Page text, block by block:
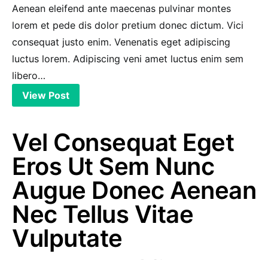
Aenean eleifend ante maecenas pulvinar montes
lorem et pede dis dolor pretium donec dictum. Vici
consequat justo enim. Venenatis eget adipiscing
luctus lorem. Adipiscing veni amet luctus enim sem
libero…
View Post
Vel Consequat Eget
Eros Ut Sem Nunc
Augue Donec Aenean
Nec Tellus Vitae
Vulputate